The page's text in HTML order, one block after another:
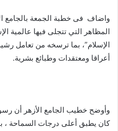
واضاف فى خطبة الجمعة بالجامع
المظاهر التي تتجلى فيها عالمية
الإسلام”، بما ترسخه من تعامل
أعراقا ومعتقدات وطبائع بشرية.
وأوضح خطيب الجامع الأزهر أن
كان يطبق أعلى درجات السماحة ،